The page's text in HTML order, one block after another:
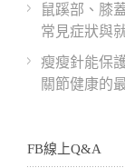
鼠蹊部、膝
常見症狀與
瘦瘦針能保
關節健康的
FB線上Q&A